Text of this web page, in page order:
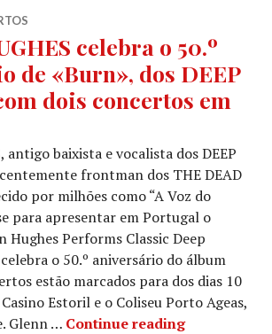
celebra o 50.º
de «Burn», dos DEEP
dois concertos em
antigo baixista e vocalista dos DEEP
frontman dos THE DEAD
por milhões como “A Voz do
para apresentar em Portugal o
Hughes Performs Classic Deep
o 50.º aniversário do álbum
estão marcados para dos dias 10
Estoril e o Coliseu Porto Ageas,
Glenn … Continue readingGLENN